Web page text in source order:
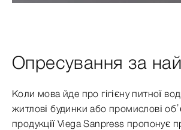
Опресування за
Коли мова йде про гігієну питної
житлові будинки або промислові
продукції Viega Sanpress пропонує